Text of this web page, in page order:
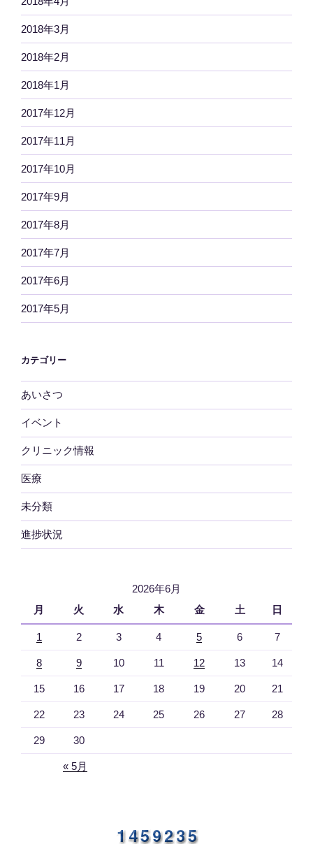
2018年3月
2018年2月
2018年1月
2017年12月
2017年11月
2017年10月
2017年9月
2017年8月
2017年7月
2017年6月
2017年5月
カテゴリー
あいさつ
イベント
クリニック情報
医療
未分類
進捗状況
2026年6月
月
火 水 木 金 土 日
1 2 3 4 5 6 7
8 9 10 11 12 13 14
15 16 17 18 19 20 21
22 23 24 25 26 27 28
29 30
« 5月